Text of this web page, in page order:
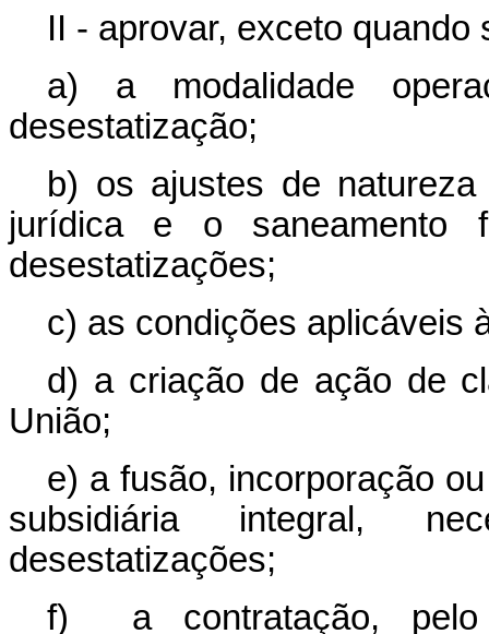
II - aprovar, exceto
a) a modalidade
desestatização;
b) os ajustes de
jurídica e o
desestatizações;
c) as condições aplicáveis
d) a criação de ação de
União;
e) a fusão, incorporação
subsidiária integral,
desestatizações;
f) a contratação, pelo